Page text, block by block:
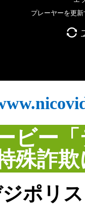
ビー
殊詐
ポリ